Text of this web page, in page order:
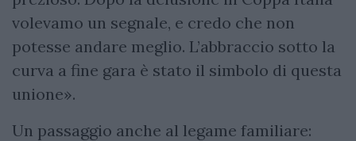
volevamo un segnale, e credo che non
potesse andare meglio. L’abbraccio sotto la
curva a fine gara è stato il simbolo di questa
unione».
Un passaggio anche al legame familiare: